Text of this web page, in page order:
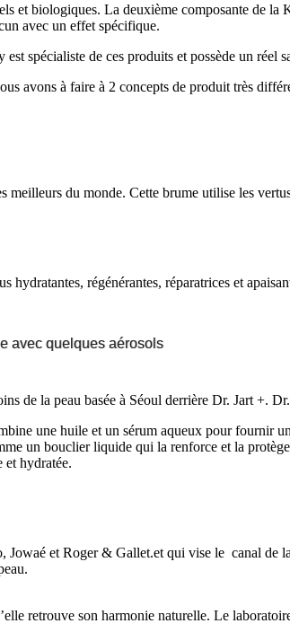
et biologiques. La deuxième composante de la
avec un effet spécifique.
est spécialiste de ces produits et possède un réel
avons à faire à 2 concepts de produit très
meilleurs du monde. Cette brume utilise les
régénérantes, réparatrices et
avec quelques aérosols
de la peau basée à Séoul derrière Dr. Jart +.
une huile et un sérum aqueux pour fournir
un bouclier liquide qui la renforce et la
et hydratée.
et Roger & Gallet.et qui vise le canal
retrouve son harmonie naturelle. Le